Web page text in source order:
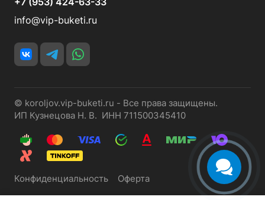
info@vip-buketi.ru
© koroljov.vip-buketi.ru - Все права защищены.
ИП Кузнецова Н. В. ИНН 711500345410
Конфиденциальность Оферта